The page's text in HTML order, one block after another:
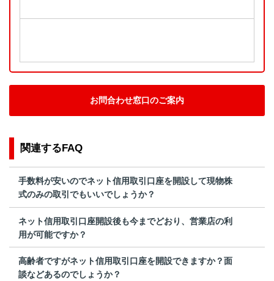
お問合わせ窓口のご案内
関連するFAQ
手数料が安いのでネット信用取引口座を開設して現物株
式のみの取引でもいいでしょうか？
ネット信用取引口座開設後も今までどおり、営業店の利
用が可能ですか？
高齢者ですがネット信用取引口座を開設できますか？面
談などあるのでしょうか？